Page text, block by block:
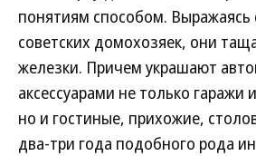
понятиям способом. Выражаясь
советских домохозяек, они
железки. Причем украшают
аксессуарами не только
но и гостиные, прихожие,
два-три года подобного рода